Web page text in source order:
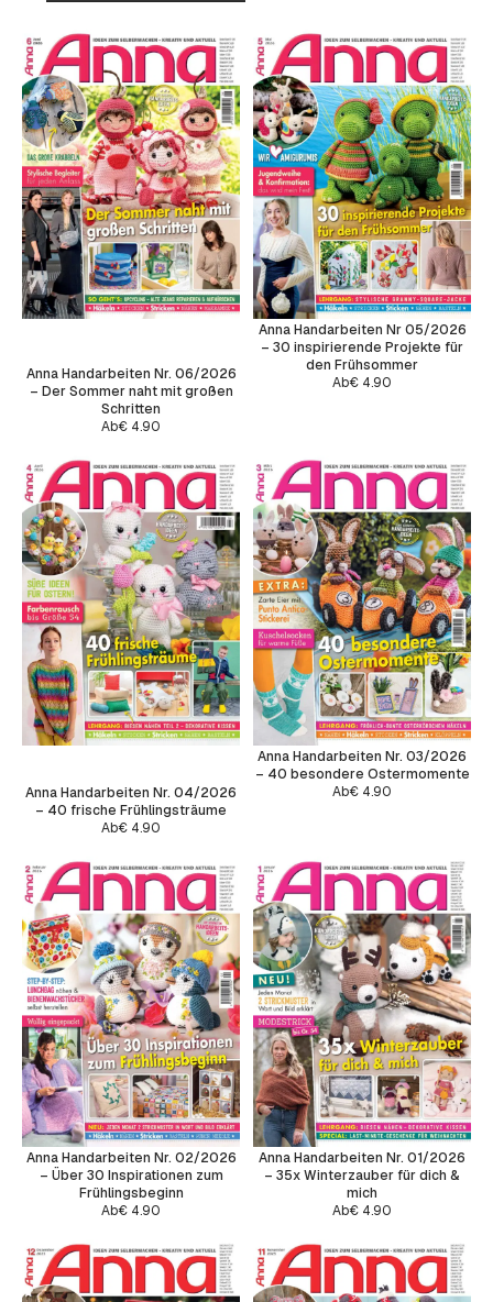
Anna Handarbeiten Nr. 06/2026
– Der Sommer naht mit großen
Schritten
Ab€ 4.90
Anna Handarbeiten Nr 05/2026
– 30 inspirierende Projekte für
den Frühsommer
Ab€ 4.90
Anna Handarbeiten Nr. 04/2026
– 40 frische Frühlingsträume
Ab€ 4.90
Anna Handarbeiten Nr. 03/2026
– 40 besondere Ostermomente
Ab€ 4.90
Anna Handarbeiten Nr. 02/2026
– Über 30 Inspirationen zum
Frühlingsbeginn
Ab€ 4.90
Anna Handarbeiten Nr. 01/2026
– 35x Winterzauber für dich &
mich
Ab€ 4.90